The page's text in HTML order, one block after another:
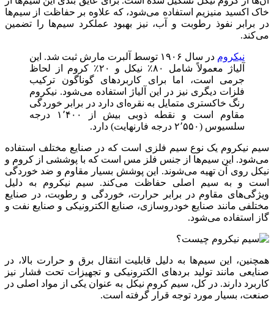
خاک اکسید منیزیم استفاده می‌شود، که علاوه بر حفاظت از سیم‌ها
در برابر نفوذ رطوبت و آب، نیز بهبود عملکرد سیم‌ها را تضمین
می‌کند.
نیکروم
در سال ۱۹۰۶ توسط آلبرت مارش ثبت شد. این
آلیاژ معمولاً شامل ۸۰٪ نیکل و ۲۰٪ کروم از لحاظ
جرمی است، اما برای کاربردهای گوناگون ترکیب
فلزات دیگری نیز در این آلیاژ استفاده می‌شود. نیکروم
رنگ خاکستری متمایل به نقره‌ای دارد در برابر خوردگی
مقاوم است و نقطه ذوبی بیش از ۱٬۴۰۰ درجه
سلسیوس (۲٬۵۵۰ درجه فارنهایت) دارد.
سیم نیکروم یک نوع سیم فلزی است که در صنایع مختلف استفاده
می‌شود. این سیم‌ها از جنس فلز مس است که با پوششی از کروم و
نیکل روی آن تهیه می‌شوند. این پوشش بسیار مقاوم و ضد خوردگی
است و به سیم اصلی حفاظت می‌کند. سیم نیکروم به دلیل
ویژگی‌های مقاوم در برابر حرارت، خوردگی و رطوبت، در صنایع
مختلفی مانند صنایع خودروسازی، صنایع الکترونیکی و صنایع نفت و
گاز استفاده می‌شود.
همچنین، این سیم‌ها به دلیل قابلیت انتقال برق و حرارت بالا، در
صنایعی مانند تولید بردهای الکترونیکی و تجهیزات تحت فشار نیز
کاربرد دارند. در کل، سیم کروم نیکل به عنوان یکی از مواد اصلی در
صنعت، بسیار مورد توجه قرار گرفته است.